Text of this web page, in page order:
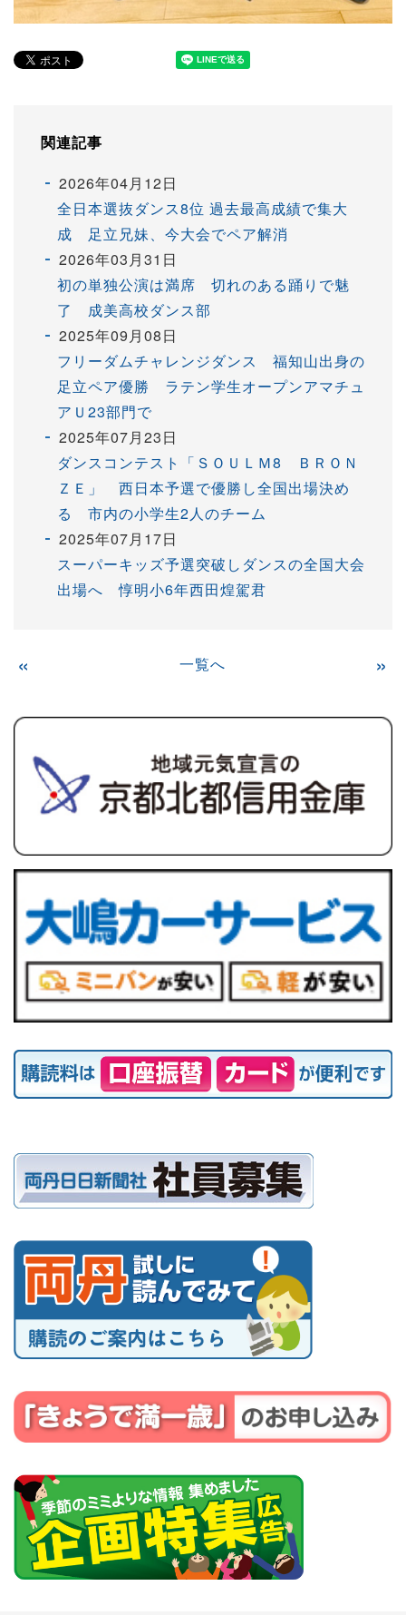
関連記事
2026年04月12日
全日本選抜ダンス8位 過去最高成績で集大
成 足立兄妹、今大会でペア解消
2026年03月31日
初の単独公演は満席 切れのある踊りで魅
了 成美高校ダンス部
2025年09月08日
フリーダムチャレンジダンス 福知山出身の
足立ペア優勝 ラテン学生オープンアマチュ
アＵ23部門で
2025年07月23日
ダンスコンテスト「ＳＯＵＬＭ8 ＢＲＯＮ
ＺＥ」 西日本予選で優勝し全国出場決め
る 市内の小学生2人のチーム
2025年07月17日
スーパーキッズ予選突破しダンスの全国大会
出場へ 惇明小6年西田煌駕君
« 一覧へ